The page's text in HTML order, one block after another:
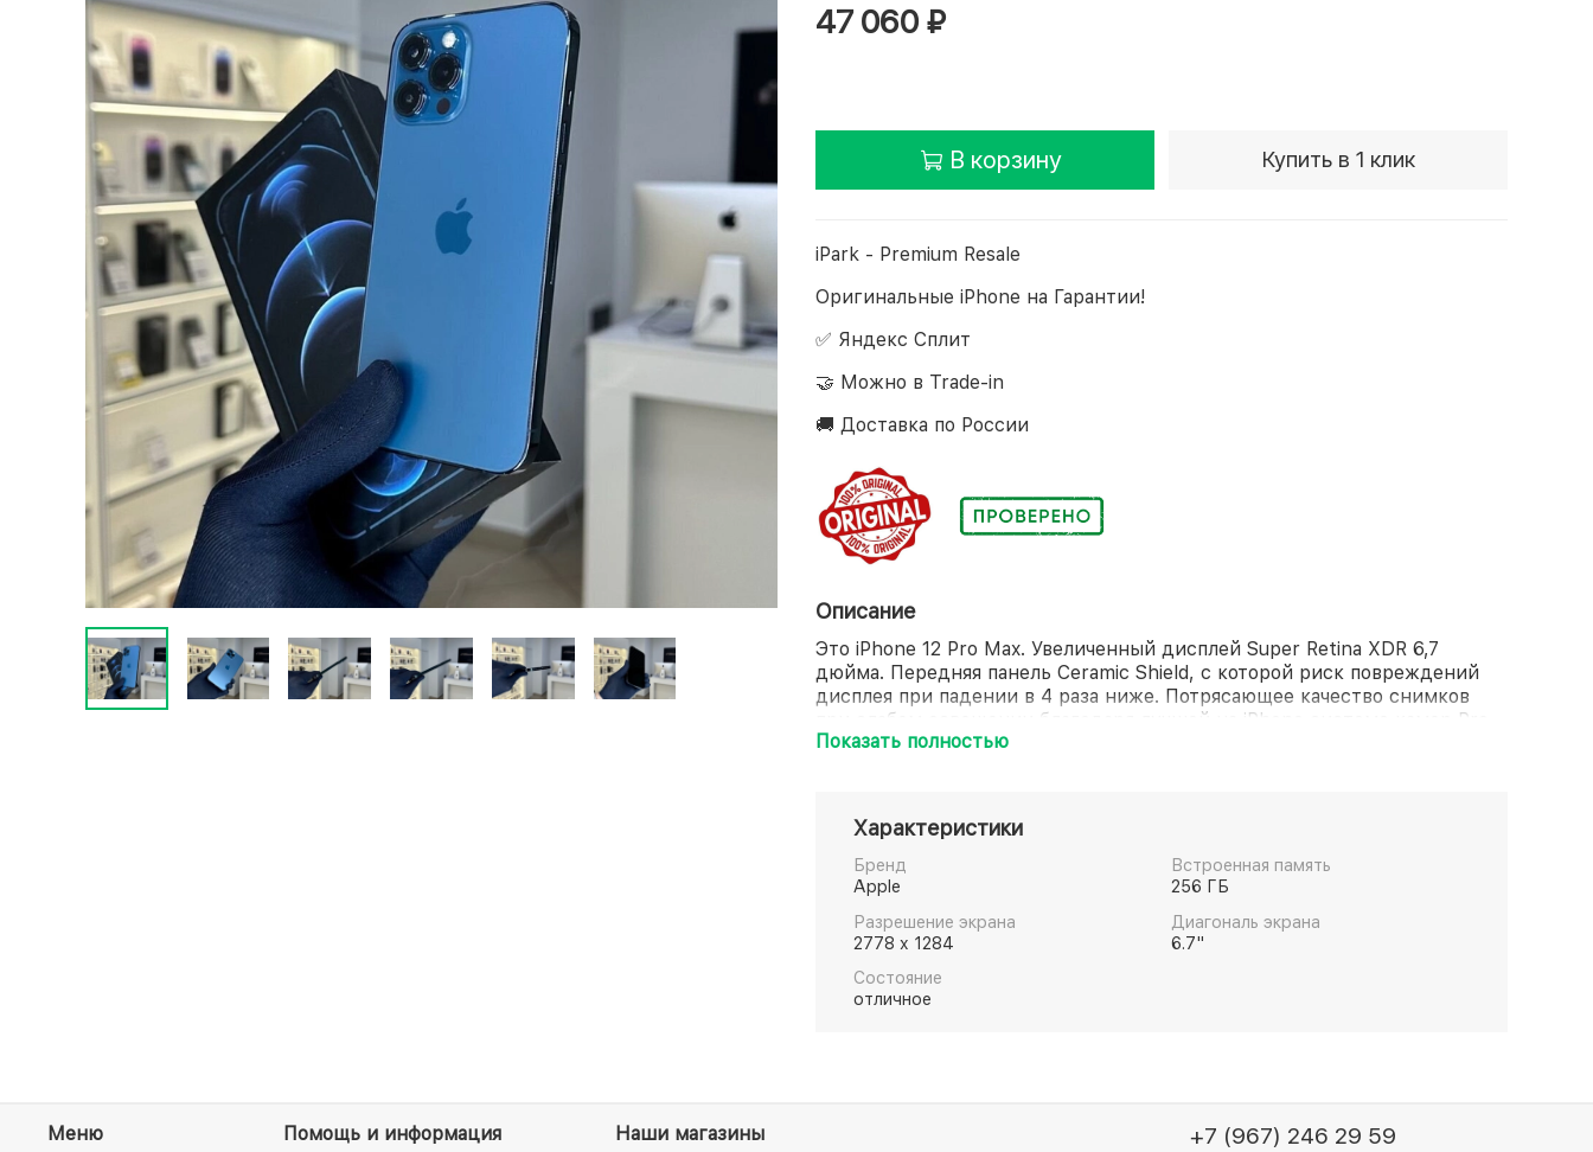
47 060 ₽
В корзину Купить в 1 клик
iPark - Premium Resale
Оригинальные iPhone на Гарантии!
✅ Яндекс Сплит
🤝 Можно в Trade-in
🚚 Доставка по России
Описание
Это iPhone 12 Pro Max. Увеличенный дисплей Super Retina XDR 6,7
дюйма. Передняя панель Ceramic Shield, с которой риск повреждений
дисплея при падении в 4 раза ниже. Потрясающее качество снимков
при слабом освещении благодаря лучшей на iPhone системе камер Pro.
Оптический зум с диапазоном 5x. Съёмка, монтаж и воспроизведение
сканеру LiDAR. Мощный процессор A14 Bionic. Аксессуары MagSafe,
которые мгновенно примагничиваются и обеспечивают более быструю
беспроводную зарядку. Это впечатляющие возможности.
Показать полностью
Характеристики
Бренд
Apple
Встроенная память
256 ГБ
Разрешение экрана
2778 x 1284
Диагональ экрана
6.7"
Состояние
отличное
Меню Помощь и информация Наши магазины +7 (967) 246 29 59